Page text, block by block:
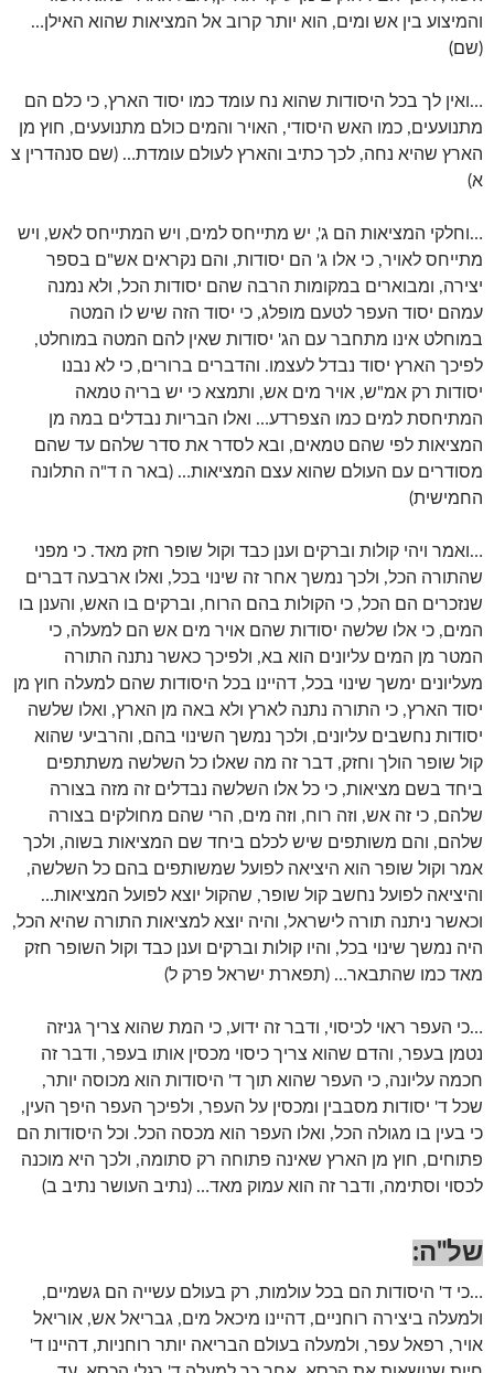
והמיצוע בין אש ומים, הוא יותר קרוב אל המציאות שהוא האילן…
(שם)
…ואין לך בכל היסודות שהוא נח עומד כמו יסוד הארץ, כי כלם הם
מתנועעים, כמו האש היסודי, האויר והמים כולם מתנועעים, חוץ מן
הארץ שהיא נחה, לכך כתיב והארץ לעולם עומדת… (שם סנהדרין צ
א)
…וחלקי המציאות הם ג', יש מתייחס למים, ויש המתייחס לאש, ויש
מתייחס לאויר, כי אלו ג' הם יסודות, והם נקראים אש"ם בספר
יצירה, ומבוארים במקומות הרבה שהם יסודות הכל, ולא נמנה
עמהם יסוד העפר לטעם מופלג, כי יסוד הזה שיש לו המטה
במוחלט אינו מתחבר עם הג' יסודות שאין להם המטה במוחלט,
לפיכך הארץ יסוד נבדל לעצמו. והדברים ברורים, כי לא נבנו
יסודות רק אמ"ש, אויר מים אש, ותמצא כי יש בריה טמאה
המתיחסת למים כמו הצפרדע… ואלו הבריות נבדלים במה מן
המציאות לפי שהם טמאים, ובא לסדר את סדר שלהם עד שהם
מסודרים עם העולם שהוא עצם המציאות… (באר ה ד"ה התלונה
החמישית)
…ואמר ויהי קולות וברקים וענן כבד וקול שופר חזק מאד. כי מפני
שהתורה הכל, ולכך נמשך אחר זה שינוי בכל, ואלו ארבעה דברים
שנזכרים הם הכל, כי הקולות בהם הרוח, וברקים בו האש, והענן בו
המים, כי אלו שלשה יסודות שהם אויר מים אש הם למעלה, כי
המטר מן המים עליונים הוא בא, ולפיכך כאשר נתנה התורה
מעליונים ימשך שינוי בכל, דהיינו בכל היסודות שהם למעלה חוץ מן
יסוד הארץ, כי התורה נתנה לארץ ולא באה מן הארץ, ואלו שלשה
יסודות נחשבים עליונים, ולכך נמשך השינוי בהם, והרביעי שהוא
קול שופר הולך וחזק, דבר זה מה שאלו כל השלשה משתתפים
ביחד בשם מציאות, כי כל אלו השלשה נבדלים זה מזה בצורה
שלהם, כי זה אש, וזה רוח, וזה מים, הרי שהם מחולקים בצורה
שלהם, והם משותפים שיש לכלם ביחד שם המציאות בשוה, ולכך
אמר וקול שופר הוא היציאה לפועל שמשותפים בהם כל השלשה,
והיציאה לפועל נחשב קול שופר, שהקול יוצא לפועל המציאות…
וכאשר ניתנה תורה לישראל, והיה יוצא למציאות התורה שהיא הכל,
היה נמשך שינוי בכל, והיו קולות וברקים וענן כבד וקול השופר חזק
מאד כמו שהתבאר… (תפארת ישראל פרק ל)
…כי העפר ראוי לכיסוי, ודבר זה ידוע, כי המת שהוא צריך גניזה
נטמן בעפר, והדם שהוא צריך כיסוי מכסין אותו בעפר, ודבר זה
חכמה עליונה, כי העפר שהוא תוך ד' היסודות הוא מכוסה יותר,
שכל ד' יסודות מסבבין ומכסין על העפר, ולפיכך העפר היפך העין,
כי בעין בו מגולה הכל, ואלו העפר הוא מכסה הכל. וכל היסודות הם
פתוחים, חוץ מן הארץ שאינה פתוחה רק סתומה, ולכך היא מוכנה
לכסוי וסתימה, ודבר זה הוא עמוק מאד… (נתיב העושר נתיב ב)
של"ה:
…כי ד' היסודות הם בכל עולמות, רק בעולם עשייה הם גשמיים,
ולמעלה ביצירה רוחניים, דהיינו מיכאל מים, גבריאל אש, אוריאל
אויר, רפאל עפר, ולמעלה בעולם הבריאה יותר רוחניות, דהיינו ד'